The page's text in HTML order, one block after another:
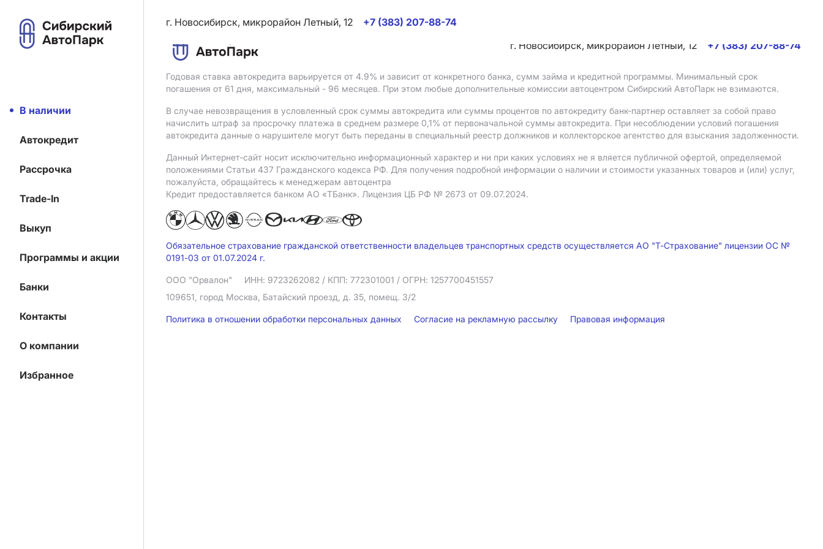
В наличии
Автокредит
Рассрочка
Trade-In
Выкуп
Программы и акции
Банки
Контакты
О компании
Избранное
г. Новосибирск, микрорайон Летный, 12
+7 (383) 207-88-74
г. Новосибирск, микрорайон Летный, 12
+7 (383) 207-88-74
Годовая ставка автокредита варьируется от 4.9% и зависит от конкретного банка, сумм займа и кредитной программы. Минимальный срок
погашения от 61 дня, максимальный - 96 месяцев. При этом любые дополнительные комиссии автоцентром Сибирский АвтоПарк не взимаются.
В случае невозвращения в условленный срок суммы автокредита или суммы процентов по автокредиту банк-партнер оставляет за собой право
начислить штраф за просрочку платежа в среднем размере 0,1% от первоначальной суммы автокредита. При несоблюдении условий погашения
автокредита данные о нарушителе могут быть переданы в специальный реестр должников и коллекторское агентство для взыскания задолженности.
Данный Интернет-сайт носит исключительно информационный характер и ни при каких условиях не я вляется публичной офертой, определяемой
положениями Статьи 437 Гражданского кодекса РФ. Для получения подробной информации о наличии и стоимости указанных товаров и (или) услуг,
пожалуйста, обращайтесь к менеджерам автоцентра
Кредит предоставляется банком АO «ТБанк». Лицензия ЦБ РФ № 2673 от 09.07.2024.
Обязательное страхование гражданской ответственности владельцев транспортных средств осуществляется АО "Т-Страхование" лицензии ОС №
0191-03 от 01.07.2024 г.
ООО "Орвалон" ИНН: 9723262082 / КПП: 772301001 / ОГРН: 1257700451557
109651, город Москва, Батайский проезд, д. 35, помещ. 3/2
Политика в отношении обработки персональных данных Согласие на рекламную рассылку Правовая информация